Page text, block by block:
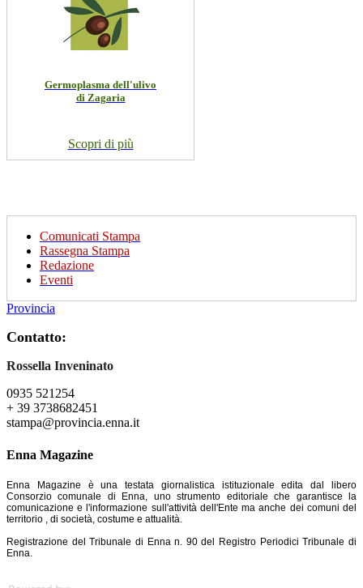
Germoplasma dell'ulivo
di Zagaria
Scopri di più
Comunicati Stampa
Rassegna Stampa
Redazione
Eventi
Provincia
Contatto:
Rossella Inveninato
0935 521254
+ 39 3738682451
stampa@provincia.enna.it
Enna Magazine
Enna Magazine è una testata giornalistica istituzionale edita dal libero
Consorzio comunale di Enna, uno strumento editoriale che garantisce la
comunicazione e l'informazione sull'attività dell'Ente ma anche dei comuni del
territorio , di società, costume e attualità.
Registrazione del Tribunale di Enna n. 90 del Registro Periodici Tribunale di
Enna.